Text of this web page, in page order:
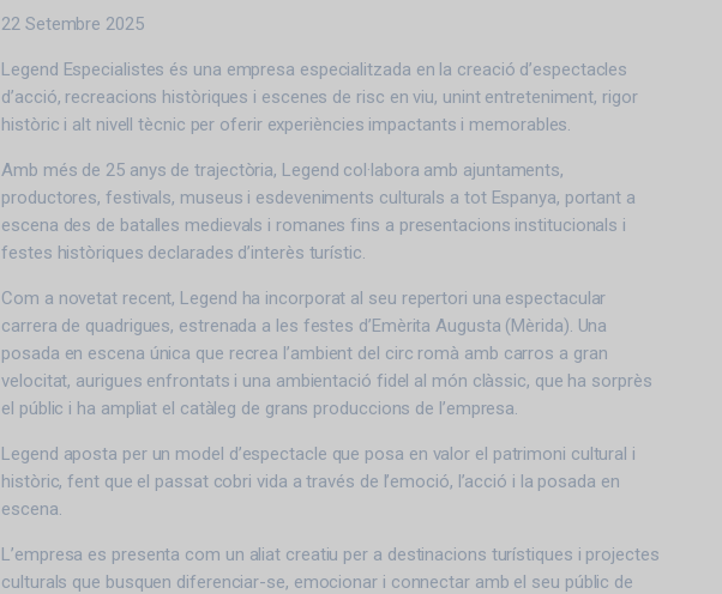
22 Setembre 2025
Legend Especialistes és una empresa especialitzada en la creació d’espectacles
d’acció, recreacions històriques i escenes de risc en viu, unint entreteniment, rigor
històric i alt nivell tècnic per oferir experiències impactants i memorables.
Amb més de 25 anys de trajectòria, Legend col·labora amb ajuntaments,
productores, festivals, museus i esdeveniments culturals a tot Espanya, portant a
escena des de batalles medievals i romanes fins a presentacions institucionals i
festes històriques declarades d’interès turístic.
Com a novetat recent, Legend ha incorporat al seu repertori una espectacular
carrera de quadrigues, estrenada a les festes d’Emèrita Augusta (Mèrida). Una
posada en escena única que recrea l’ambient del circ romà amb carros a gran
velocitat, aurigues enfrontats i una ambientació fidel al món clàssic, que ha sorprès
el públic i ha ampliat el catàleg de grans produccions de l’empresa.
Legend aposta per un model d’espectacle que posa en valor el patrimoni cultural i
històric, fent que el passat cobri vida a través de l’emoció, l’acció i la posada en
escena.
L’empresa es presenta com un aliat creatiu per a destinacions turístiques i projectes
culturals que busquen diferenciar-se, emocionar i connectar amb el seu públic de